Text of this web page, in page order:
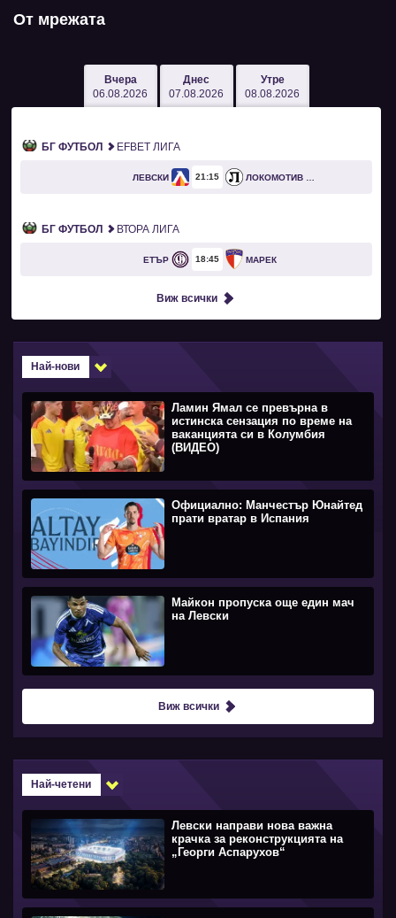
От мрежата
Вчера
06.08.2026
Днес
07.08.2026
Утре
08.08.2026
БГ ФУТБОЛ EFBET ЛИГА
ЛЕВСКИ 21 15
БГ ФУТБОЛ ВТОРА ЛИГА
ЕТЪР 18 45 МАРЕК
Виж всички
Най-нови
Ламин Ямал се превърна в
истинска сензация по време на
ваканцията си в Колумбия
(ВИДЕО)
Официално: Манчестър Юнайтед
прати вратар в Испания
Майкон пропуска още един мач
на Левски
Виж всички
Най-четени
Левски направи нова важна
крачка за реконструкцията на
„Георги Аспарухов“